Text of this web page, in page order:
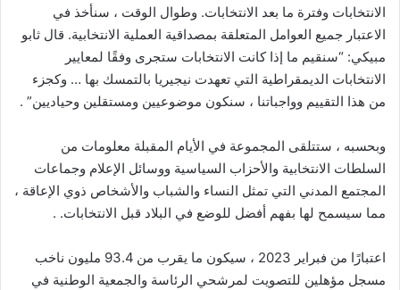
الانتخابات وفترة ما بعد الانتخابات. وطوال الوقت ، سنأخذ في
الاعتبار جميع العوامل المتعلقة بمصداقية العملية الانتخابية. قال ثابو
مبيكي: “سنقيم ما إذا كانت الانتخابات ستجرى وفقًا لمعايير
الانتخابات الديمقراطية التي تعهدت نيجيريا بالتمسك بها … وكجزء
من هذا التقييم وواجباتنا ، سنكون موضوعيين ومستقلين وحياديين” .
وبحسبه ، ستتلقى المجموعة في الأيام المقبلة معلومات من
السلطات الانتخابية والأحزاب السياسية ووسائل الإعلام وجماعات
المجتمع المدني التي تمثل النساء والشباب والأشخاص ذوي الإعاقة ،
مما سيسمح لها بفهم أفضل للوضع في البلاد قبل الانتخابات. .
اعتبارًا من فبراير 2023 ، سيكون ما يقرب من 93.4 مليون ناخب
مسجل مؤهلين للتصويت لمرشحي الرئاسة والجمعية الوطنية في